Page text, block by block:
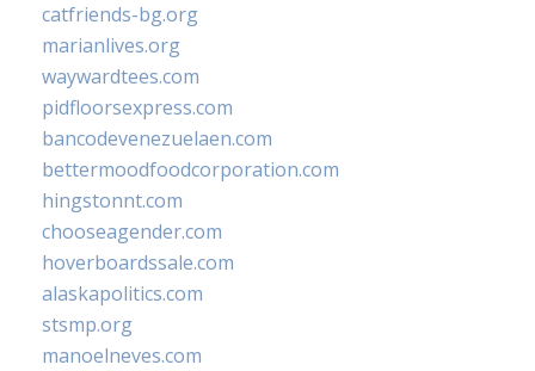
catfriends-bg.org
marianlives.org
waywardtees.com
pidfloorsexpress.com
bancodevenezuelaen.com
bettermoodfoodcorporation.com
hingstonnt.com
chooseagender.com
hoverboardssale.com
alaskapolitics.com
stsmp.org
manoelneves.com